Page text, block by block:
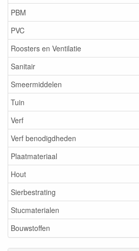
PBM
PVC
Roosters en Ventilatie
Sanitair
Smeermiddelen
Tuin
Verf
Verf benodigdheden
Plaatmateriaal
Hout
Sierbestrating
Stucmaterialen
Bouwstoffen